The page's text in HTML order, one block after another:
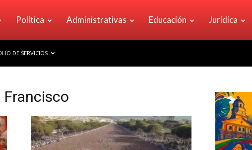
Política Administrativas Educación Jurídica
DE SERVICIOS
Francisco